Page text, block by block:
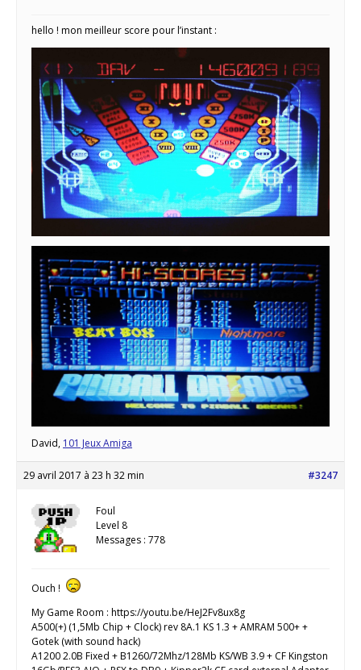
hello ! mon meilleur score pour l’instant :
David, 101 Jeux Amiga
29 avril 2017 à 23 h 32 min #3247
Foul
Level 8
Messages : 778
Ouch !
My Game Room : https://youtu.be/HeJ2Fv8ux8g
A500(+) (1,5Mb Chip + Clock) rev 8A.1 KS 1.3 + AMRAM 500+ +
Gotek (with sound hack)
A1200 2.0B Fixed + B1260/72Mhz/128Mb KS/WB 3.9 + CF Kingston